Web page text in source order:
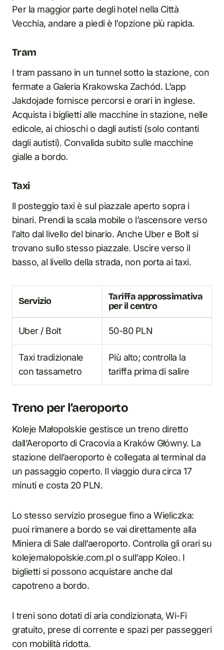
Per la maggior parte degli hotel nella Città
Vecchia, andare a piedi è l’opzione più rapida.
Tram
I tram passano in un tunnel sotto la stazione, con
fermate a Galeria Krakowska Zachód. L’app
Jakdojade fornisce percorsi e orari in inglese.
Acquista i biglietti alle macchine in stazione, nelle
edicole, ai chioschi o dagli autisti (solo contanti
dagli autisti). Convalida subito sulle macchine
gialle a bordo.
Taxi
Il posteggio taxi è sul piazzale aperto sopra i
binari. Prendi la scala mobile o l’ascensore verso
l’alto dal livello del binario. Anche Uber e Bolt si
trovano sullo stesso piazzale. Uscire verso il
basso, al livello della strada, non porta ai taxi.
Servizio
Tariffa approssimativa
per il centro
Uber / Bolt 50-80 PLN
Taxi tradizionale
con tassametro
Più alto; controlla la
tariffa prima di salire
Treno per l’aeroporto
Koleje Małopolskie gestisce un treno diretto
dall’Aeroporto di Cracovia a Kraków Główny. La
stazione dell’aeroporto è collegata al terminal da
un passaggio coperto. Il viaggio dura circa 17
minuti e costa 20 PLN.
Lo stesso servizio prosegue fino a Wieliczka:
puoi rimanere a bordo se vai direttamente alla
Miniera di Sale dall’aeroporto. Controlla gli orari su
kolejemalopolskie.com.pl o sull’app Koleo. I
biglietti si possono acquistare anche dal
capotreno a bordo.
I treni sono dotati di aria condizionata, Wi-Fi
gratuito, prese di corrente e spazi per passeggeri
con mobilità ridotta.